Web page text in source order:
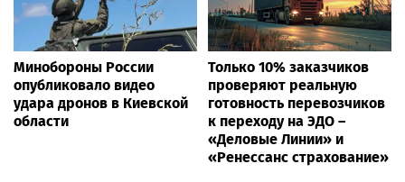
Минобороны России
опубликовало видео
удара дронов в Киевской
области
Только 10% заказчиков
проверяют реальную
готовность перевозчиков
к переходу на ЭДО –
«Деловые Линии» и
«Ренессанс страхование»